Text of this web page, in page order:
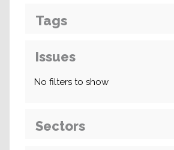
Tags
Issues
No filters to show
Sectors